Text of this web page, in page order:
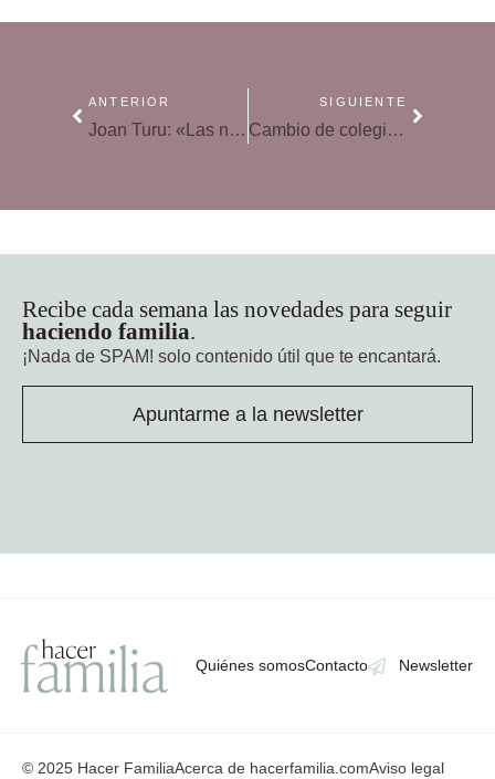
ANTERIOR
Joan Turu: «Las niñas están conquistando territorios, pero los niños no están conquistando lo que se les ha negado»
SIGUIENTE
Cambio de colegio, ¿cómo evitar que tus hijos lo sufran?
Recibe cada semana las novedades para seguir
haciendo familia.
¡Nada de SPAM! solo contenido útil que te encantará.
Apuntarme a la newsletter
Quiénes somosContacto Newsletter
© 2025 Hacer FamiliaAcerca de hacerfamilia.comAviso legal